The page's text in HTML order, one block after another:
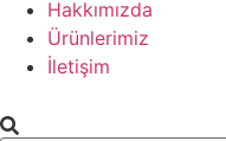
Hakkımızda
Ürünlerimiz
İletişim